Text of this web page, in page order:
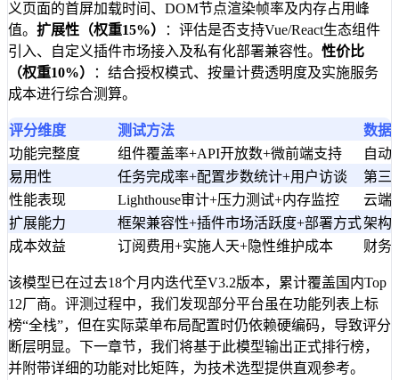
义页面的首屏加载时间、DOM节点渲染帧率及内存占用峰
值。 扩展性（权重15%）
：评估是否支持Vue/React生态组件
引入、自定义插件市场接入及私有化部署兼容性。 性价比
（权重10%）
：结合授权模式、按量计费透明度及实施服务
成本进行综合测算。
评分维度 测试方法
数据
功能完整度
组件覆盖率+API开放数+微前端支持
自动
易用性
任务完成率+配置步数统计+用户访谈
第三
性能表现
Lighthouse审计+压力测试+内存监控
云端
扩展能力
框架兼容性+插件市场活跃度+部署方式架构
成本效益
订阅费用+实施人天+隐性维护成本 财务
该模型已在过去18个月内迭代至V3.2版本，累计覆盖国内Top
12厂商。评测过程中，我们发现部分平台虽在功能列表上标
榜“全栈”，但在实际菜单布局配置时仍依赖硬编码，导致评分
断层明显。下一章节，我们将基于此模型输出正式排行榜，
并附带详细的功能对比矩阵，为技术选型提供直观参考。